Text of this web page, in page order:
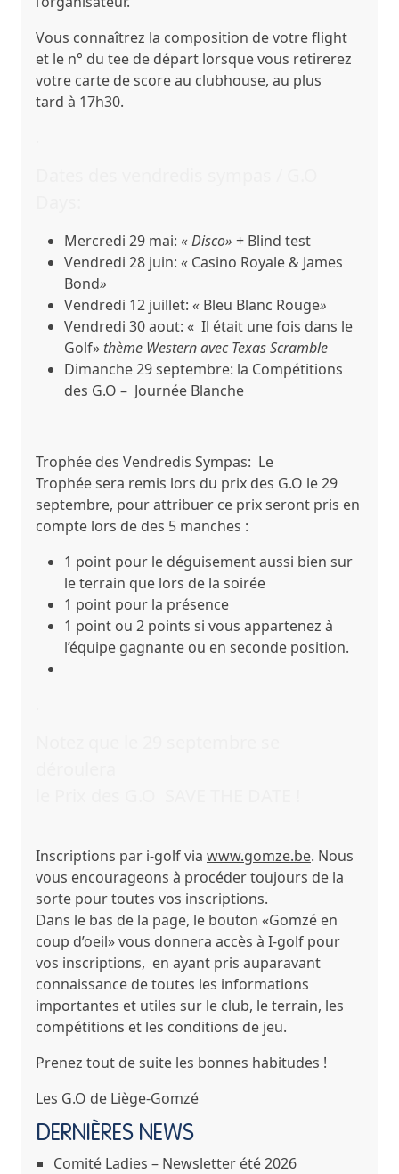
Vous connaîtrez la composition de votre flight
et le n° du tee de départ lorsque vous retirerez
votre carte de score au clubhouse, au plus
tard à 17h30.
Mercredi 29 mai: « Disco» + Blind test
Vendredi 28 juin: « Casino Royale & James
Bond»
Vendredi 12 juillet: « Bleu Blanc Rouge»
Vendredi 30 aout: « Il était une fois dans le
Golf» thème Western avec Texas Scramble
Dimanche 29 septembre: la Compétitions
des G.O – Journée Blanche
Trophée des Vendredis Sympas: Le
Trophée sera remis lors du prix des G.O le 29
septembre, pour attribuer ce prixseront pris en
compte lors de des 5 manches :
1 point pour le déguisement aussi bien sur
le terrain que lors de la soirée
1 point pour la présence
1 point ou 2 points si vous appartenez à
l’équipe gagnante ou en seconde position.
Inscriptions par i-golf via www.gomze.be. Nous
vous encourageons à procéder toujours de la
sorte pour toutes vos inscriptions.
Dans le bas de la page, le bouton «Gomzé en
coup d’oeil» vous donnera accès à I-golf pour
vos inscriptions, en ayant pris auparavant
connaissance de toutes les informations
importantes et utiles sur le club, le terrain, les
compétitions et les conditions de jeu.
Prenez tout de suite les bonnes habitudes !
Les G.O de Liège-Gomzé
DERNIÈRES NEWS
Comité Ladies – Newsletter été 2026